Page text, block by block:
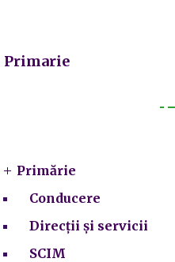
Primarie
Primărie
Conducere
Direcții și servicii
SCIM